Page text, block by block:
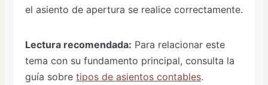
el asiento de apertura se realice correctamente.
Lectura recomendada: Para relacionar este
tema con su fundamento principal, consulta la
guía sobre tipos de asientos contables.